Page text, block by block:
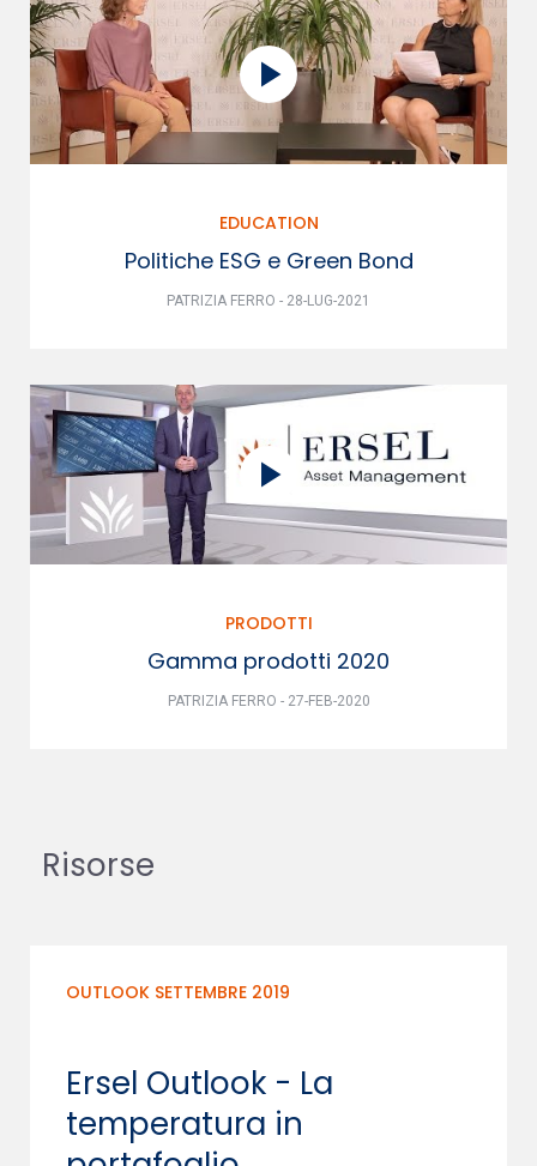
EDUCATION
Politiche ESG e Green Bond
PATRIZIA FERRO - 28-LUG-2021
PRODOTTI
Gamma prodotti 2020
PATRIZIA FERRO - 27-FEB-2020
Risorse
OUTLOOK SETTEMBRE 2019
Ersel Outlook - La
temperatura in